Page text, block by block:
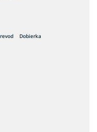
Dobierka